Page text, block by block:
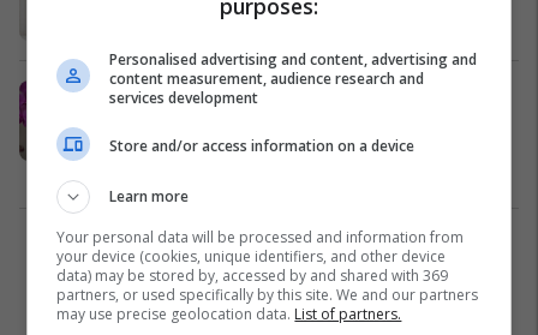
Zhyteni këtë ushqim në ujë dhe
dhe me bollëk
1
Personalised advertising and content, advertising and
content measurement, audience research and
services development
Store and/or access information on a device
Learn more
Your personal data will be processed and information from
your device (cookies, unique identifiers, and other device
data) may be stored by, accessed by and shared with 369
partners, or used specifically by this site. We and our partners
may use precise geolocation data. List of partners.